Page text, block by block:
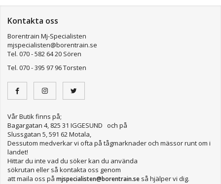
Kontakta oss
Borentrain Mj-Specialisten
mjspecialisten@borentrain.se
Tel. 070 - 582 64 20 Sören
Tel. 070 - 395 97 96 Torsten
Vår Butik finns på;
Bagargatan 4, 825 31 IGGESUND och på
Slussgatan 5, 591 62 Motala,
Dessutom medverkar vi ofta på tågmarknader och mässor runt om i
landet!
Hittar du inte vad du söker kan du använda
sökrutan eller så kontakta oss genom
att maila oss på mjspecialisten@borentrain.se så hjälper vi dig.